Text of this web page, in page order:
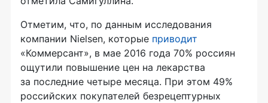
Отметим, что, по данным исследования
компании Nielsen, которые приводит
«Коммерсант», в мае 2016 года 70% россиян
ощутили повышение цен на лекарства
за последние четыре месяца. При этом 49%
российских покупателей безрецептурных